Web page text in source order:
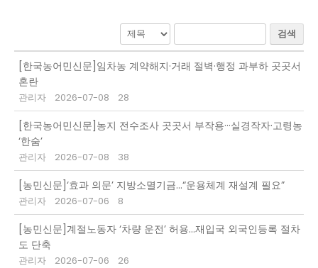
검색
[한국농어민신문]임차농 계약해지·거래 절벽·행정 과부하 곳곳서
혼란
관리자 2026-07-08 28
[한국농어민신문]농지 전수조사 곳곳서 부작용···실경작자·고령농
‘한숨’
관리자 2026-07-08 38
[농민신문]‘효과 의문’ 지방소멸기금…“운용체계 재설계 필요”
관리자 2026-07-06 8
[농민신문]계절노동자 ‘차량 운전’ 허용…재입국 외국인등록 절차
도 단축
관리자 2026-07-06 26